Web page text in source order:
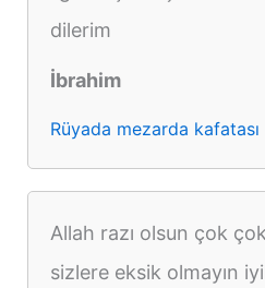
dilerim
İbrahim
Rüyada mezarda
Allah razı olsun çok
sizlere eksik olmayın